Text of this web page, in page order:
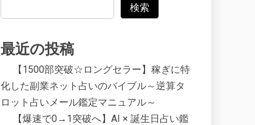
検索
最近の投稿
【1500部突破☆ロングセラー】稼ぎに特
化した副業ネット占いのバイブル～逆算タ
ロット占いメール鑑定マニュアル～
【爆速で0→1突破へ】AI × 誕生日占い鑑